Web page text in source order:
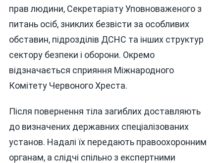
прав людини, Секретаріату Уповноваженого з
питань осіб, зниклих безвісти за особливих
обставин, підрозділів ДСНС та інших структур
сектору безпеки і оборони. Окремо
відзначається сприяння Міжнародного
Комітету Червоного Хреста.
Після повернення тіла загиблих доставляють
до визначених державних спеціалізованих
установ. Надалі їх передають правоохоронним
органам, а слідчі спільно з експертними